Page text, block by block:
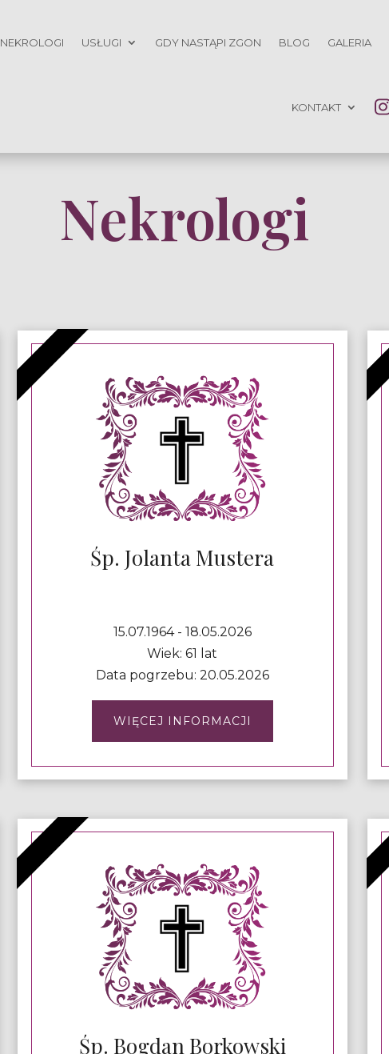
NEKROLOGI USŁUGI GDY NASTĄPI ZGON BLOG GALERIA
KONTAKT
Nekrologi
Śp. Jolanta Mustera
15.07.1964 - 18.05.2026
Wiek: 61 lat
Data pogrzebu: 20.05.2026
WIĘCEJ INFORMACJI
Śp. Bogdan Borkowski